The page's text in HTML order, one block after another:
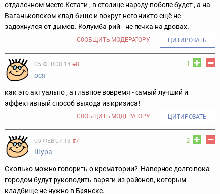
отдаленном месте.Кстати , в столице народу поболе будет , а на
Ваганьковском клад-бище и вокруг него никто ещё не
задохнулся от дымов. Колумба-рий - не печка на дровах.
СООБЩИТЬ МОДЕРАТОРУ ЦИТИРОВАТЬ
1
05 ФЕВ 08:14 #8
ося
как это актуально , а главное вовремя - самый лучший и
эффективный способ выхода из кризиса !
СООБЩИТЬ МОДЕРАТОРУ ЦИТИРОВАТЬ
2
05 ФЕВ 07:13 #7
Шура
Сколько можно говорить о крематории?. Наверное долго пока
городом будут руководить варяги из районов, которым
кладбище не нужно в Брянске.